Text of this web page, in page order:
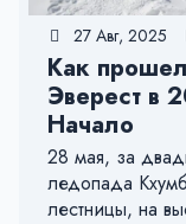
27 Авг, 2025
Как
Эверест в
Начало
28 мая, за
ледопада
лестницы, на